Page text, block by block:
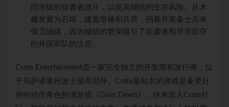
同等级的掠袭者战斗，以提高城镇的生存风险。从木
栅发展为石墙，建造塔楼和兵营，招募并装备士兵来
保卫城镇，因为城镇的繁荣吸引了掠袭者和寻求掠夺
的外国军队的注意。
Crate Entertainment是一家完全独立的开发商和发行商，位
于马萨诸塞州波士顿市郊外。Crate最知名的游戏是备受好
评的动作角色扮演游戏《Grim Dawn》。快来加入Crate社